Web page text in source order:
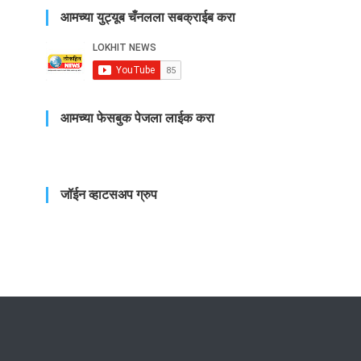
आमच्या युट्यूब चँनलला सबक्राईब करा
आमच्या फेसबुक पेजला लाईक करा
जॉईन व्हाटसअप ग्रुप